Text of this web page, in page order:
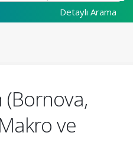
Detaylı Arama
(Bornova,
ve